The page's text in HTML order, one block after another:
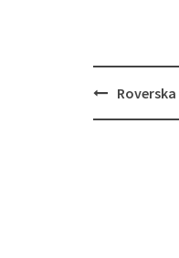
Navigacija